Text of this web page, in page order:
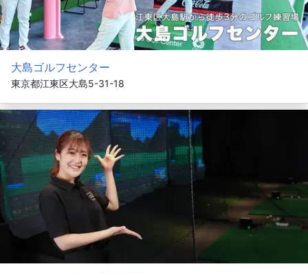
大島ゴルフセンター
東京都江東区大島5-31-18